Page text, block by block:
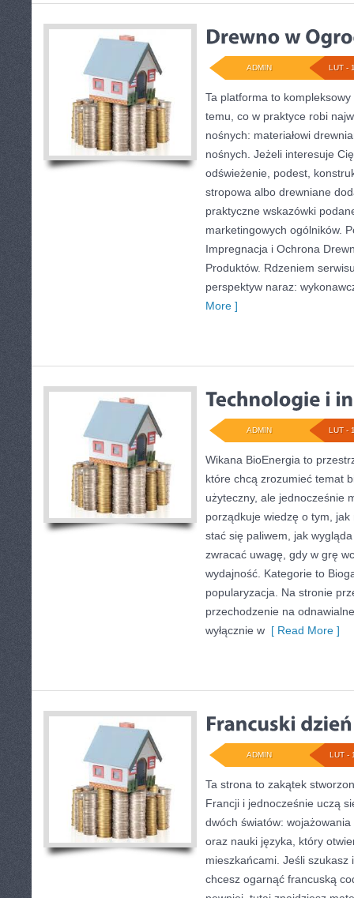
LUT -
ADMIN
Ta platforma to
temu, co w praktyce robi
nośnych: materiałowi
nośnych. Jeżeli interesuje
odświeżenie, podest,
stropowa albo drewniane
praktyczne wskazówki
marketingowych ogólników.
Impregnacja i Ochrona
Produktów. Rdzeniem
perspektyw naraz:
More ]
LUT -
ADMIN
Wikana BioEnergia to
które chcą zrozumieć temat
użyteczny, ale jednocześnie
porządkuje wiedzę o tym,
stać się paliwem, jak
zwracać uwagę, gdy w grę
wydajność. Kategorie to
popularyzacja. Na stronie
przechodzenie na
wyłącznie w [ Read More ]
LUT -
ADMIN
Ta strona to zakątek
Francji i jednocześnie uczą
dwóch światów:
oraz nauki języka, który
mieszkańcami. Jeśli
chcesz ogarnąć francuską